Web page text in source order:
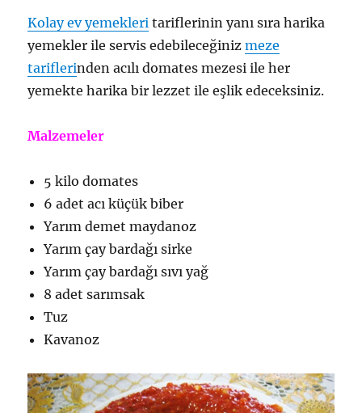
Kolay ev yemekleri tariflerinin yanı sıra harika
yemekler ile servis edebileceğinizmeze
tariflerinden acılı domates mezesi ile her
yemekte harika bir lezzet ile eşlik edeceksiniz.
Malzemeler
5 kilo domates
6 adet acı küçük biber
Yarım demet maydanoz
Yarım çay bardağı sirke
Yarım çay bardağı sıvı yağ
8 adet sarımsak
Tuz
Kavanoz